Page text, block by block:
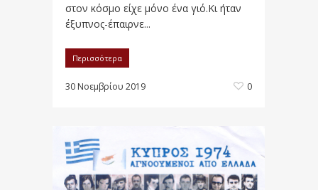
στον κόσμο είχε μόνο ένα γιό.Κι ήταν
έξυπνος-έπαιρνε...
Περισσότερα
30 Νοεμβρίου 2019 0